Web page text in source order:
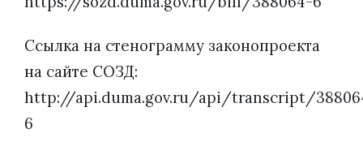
Ссылка на стенограмму законопроекта
на сайте СОЗД:
http://api.duma.gov.ru/api/transcript/
6